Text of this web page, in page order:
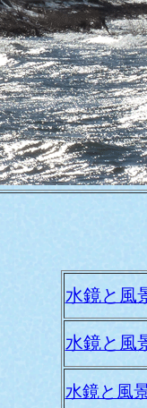
水鏡と
水鏡と
水鏡と風